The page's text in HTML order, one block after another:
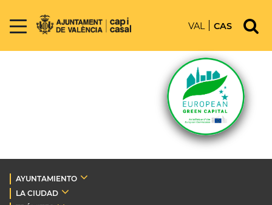
VAL CAS
AYUNTAMIENTO
LA CIUDAD